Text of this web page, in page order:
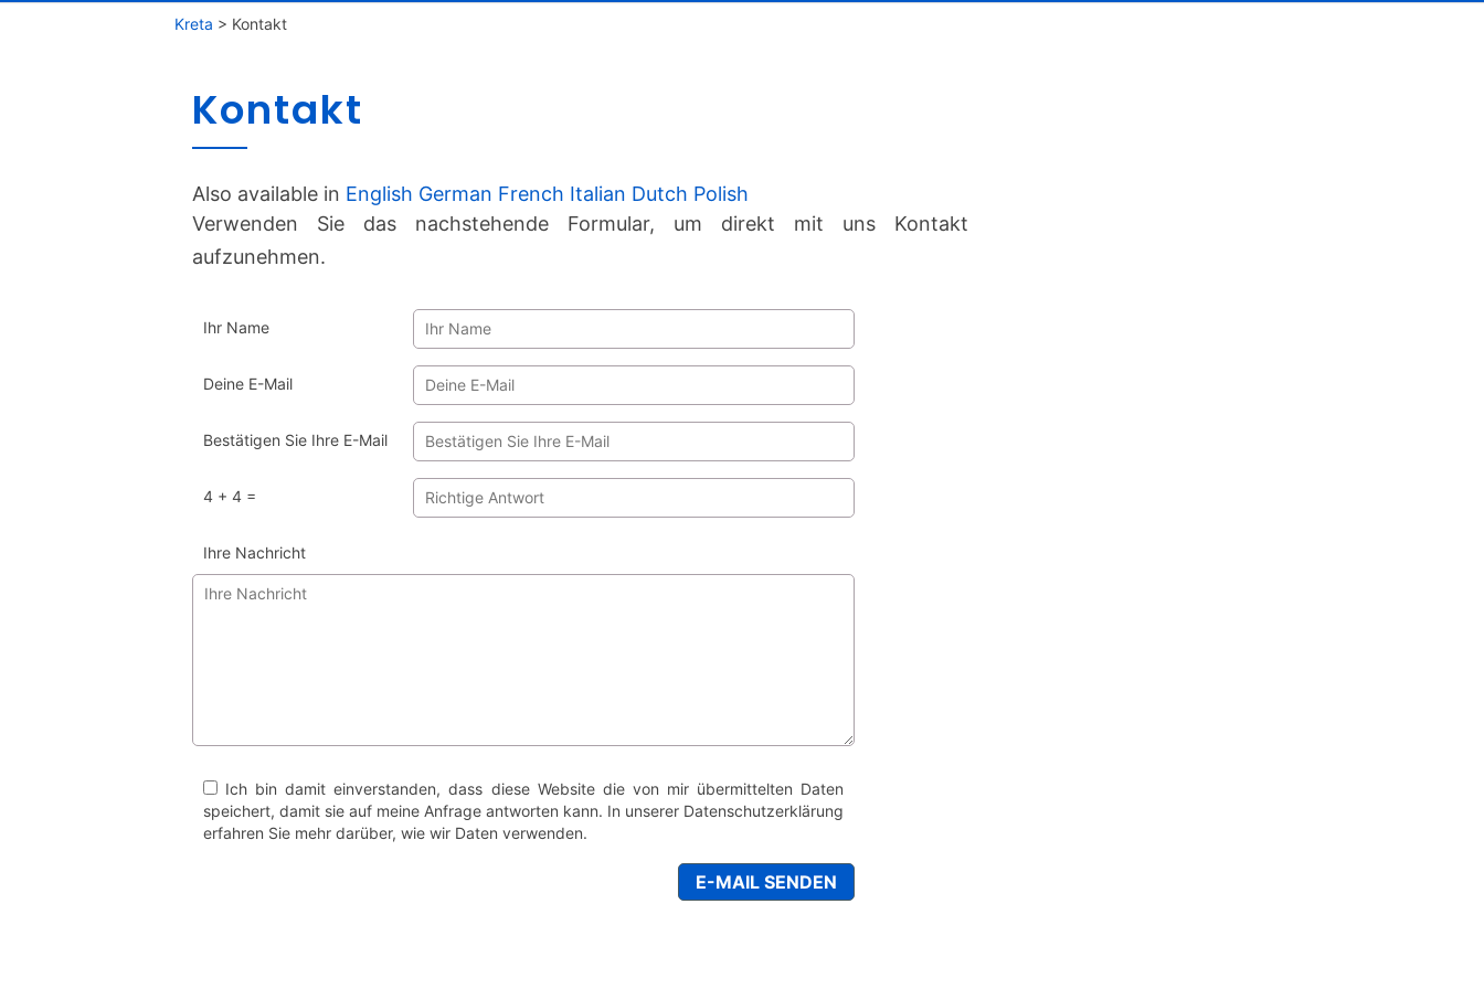
Kreta > Kontakt
a
k
Kontakt
Also available in English German French Italian Dutch Polish
Verwenden Sie das nachstehende Formular, um direkt mit uns Kontakt
aufzunehmen.
Ihr Name
Deine E-Mail
Bestätigen Sie Ihre E-Mail
4 + 4 =
Ihre Nachricht
Ich bin damit einverstanden, dass diese Website die von mir übermittelten Daten
speichert, damit sie auf meine Anfrage antworten kann. In unserer Datenschutzerklärung
erfahren Sie mehr darüber, wie wir Daten verwenden.